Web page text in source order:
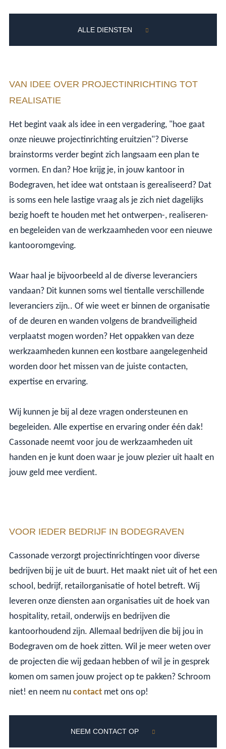
ALLE DIENSTEN
VAN IDEE OVER PROJECTINRICHTING TOT
REALISATIE
Het begint vaak als idee in een vergadering, "hoe gaat
onze nieuwe projectinrichting eruitzien"? Diverse
brainstorms verder begint zich langsaam een plan te
vormen. En dan? Hoe krijg je, in jouw kantoor in
Bodegraven, het idee wat ontstaan is gerealiseerd? Dat
is soms een hele lastige vraag als je zich niet dagelijks
bezig hoeft te houden met het ontwerpen-, realiseren-
en begeleiden van de werkzaamheden voor een nieuwe
kantooromgeving.
Waar haal je bijvoorbeeld al de diverse leveranciers
vandaan? Dit kunnen soms wel tientalle verschillende
leveranciers zijn.. Of wie weet er binnen de organisatie
of de deuren en wanden volgens de brandveiligheid
verplaatst mogen worden? Het oppakken van deze
werkzaamheden kunnen een kostbare aangelegenheid
worden door het missen van de juiste contacten,
expertise en ervaring.
Wij kunnen je bij al deze vragen ondersteunen en
begeleiden. Alle expertise en ervaring onder één dak!
Cassonade neemt voor jou de werkzaamheden uit
handen en je kunt doen waar je jouw plezier uit haalt en
jouw geld mee verdient.
VOOR IEDER BEDRIJF IN BODEGRAVEN
Cassonade verzorgt projectinrichtingen voor diverse
bedrijven bij je uit de buurt. Het maakt niet uit of het een
school, bedrijf, retailorganisatie of hotel betreft. Wij
leveren onze diensten aan organisaties uit de hoek van
hospitality, retail, onderwijs en bedrijven die
kantoorhoudend zijn. Allemaal bedrijven die bij jou in
Bodegraven om de hoek zitten. Wil je meer weten over
de projecten die wij gedaan hebben of wil je in gesprek
komen om samen jouw project op te pakken? Schroom
niet! en neem nu contact met ons op!
NEEM CONTACT OP